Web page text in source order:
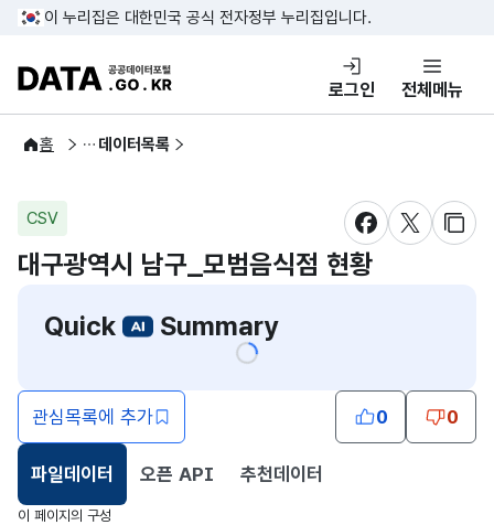
콘텐츠 바로가기
푸터 바로가기
이 누리집은 대한민국 공식 전자정부 누리집입니다.
DATA.GO.KR 공공데이터포털
로그인 전체메뉴
홈
공공데이터 데이터목록
CSV
새창 열림새창 열림
새창
대구광역시 남구_모범음식점 현황
Quick
Summary
관심목록에 추가 0 0
파일데이터
선택됨
오픈 API 추천데이터
이 페이지의 구성